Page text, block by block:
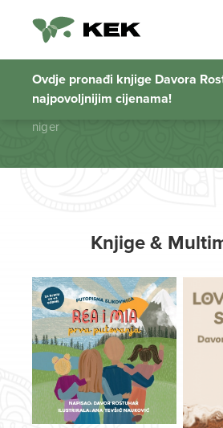
Ovdje pronađi knjige Davora
najpovoljnijim cijenama!
niger
Početna stranica
niger
Knjige &